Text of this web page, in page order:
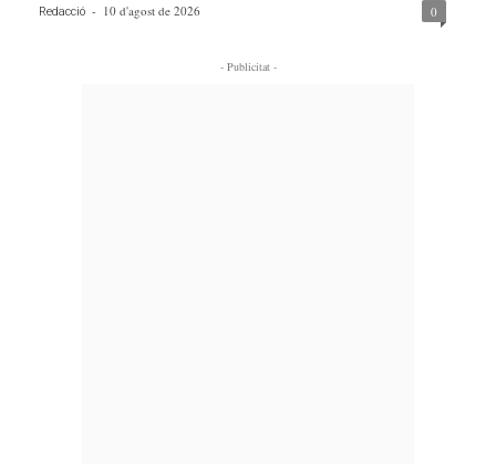
Redacció - 10 d'agost de 2026 0
- Publicitat -